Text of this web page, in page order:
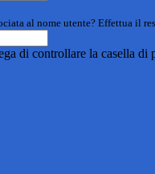
al nome utente? Effettua il
di controllare la casella di